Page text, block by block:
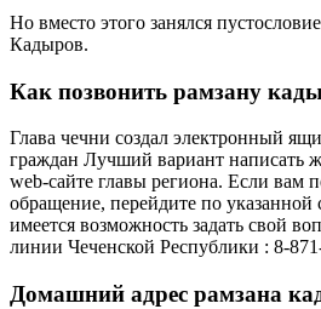
Но вместо этого занялся
Кадыров.
Как позвонить рамзану
Глава чечни создал электронный
граждан Лучший вариант написать
web-сайте главы региона. Если вам
обращение, перейдите по
имеется возможность задать свой
линии Чеченской Республики : 8-
Домашний адрес рамзана